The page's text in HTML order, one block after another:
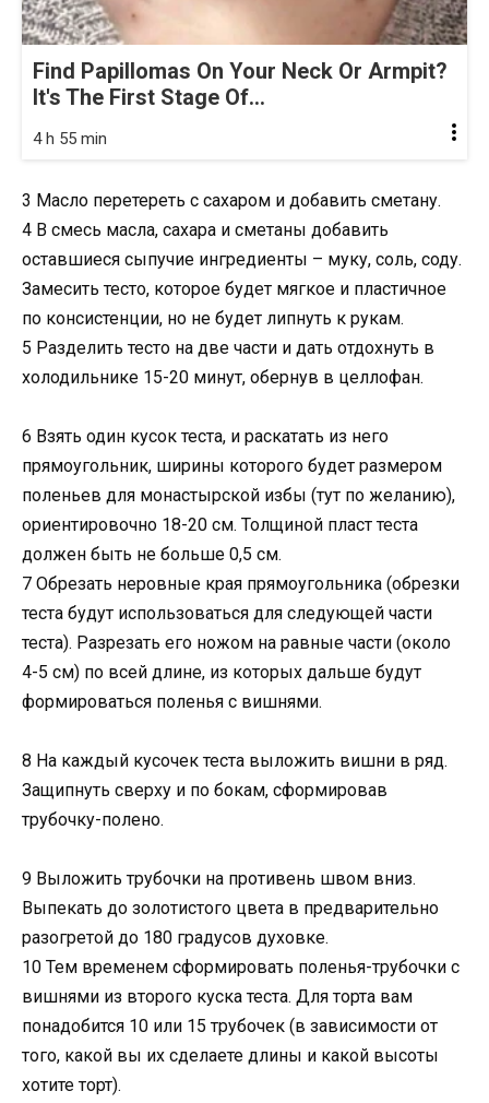
Find Papillomas On Your Neck Or Armpit?
It's The First Stage Of...
4 h 55 min
3 Масло перетереть с сахаром и добавить сметану.
4 В смесь масла, сахара и сметаны добавить
оставшиеся сыпучие ингредиенты – муку, соль, соду.
Замесить тесто, которое будет мягкое и пластичное
по консистенции, но не будет липнуть к рукам.
5 Разделить тесто на две части и дать отдохнуть в
холодильнике 15-20 минут, обернув в целлофан.
6 Взять один кусок теста, и раскатать из него
прямоугольник, ширины которого будет размером
поленьев для монастырской избы (тут по желанию),
ориентировочно 18-20 см. Толщиной пласт теста
должен быть не больше 0,5 см.
7 Обрезать неровные края прямоугольника (обрезки
теста будут использоваться для следующей части
теста). Разрезать его ножом на равные части (около
4-5 см) по всей длине, из которых дальше будут
формироваться поленья с вишнями.
8 На каждый кусочек теста выложить вишни в ряд.
Защипнуть сверху и по бокам, сформировав
трубочку-полено.
9 Выложить трубочки на противень швом вниз.
Выпекать до золотистого цвета в предварительно
разогретой до 180 градусов духовке.
10 Тем временем сформировать поленья-трубочки с
вишнями из второго куска теста. Для торта вам
понадобится 10 или 15 трубочек (в зависимости от
того, какой вы их сделаете длины и какой высоты
хотите торт).